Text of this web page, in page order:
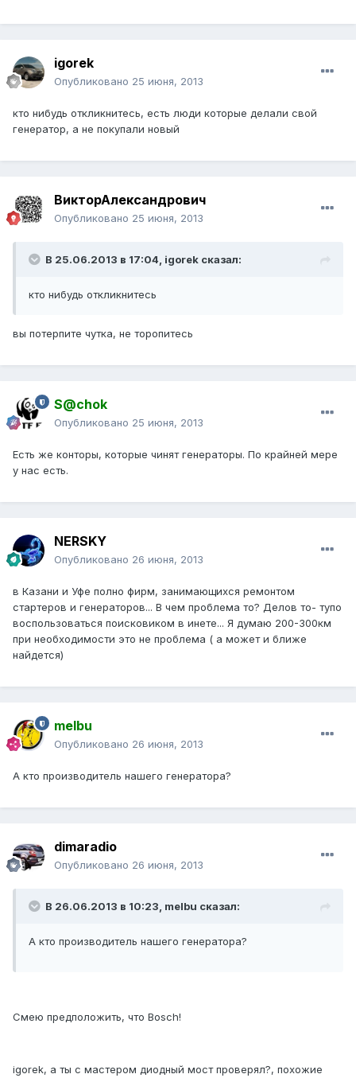
igorek
Опубликовано 25 июня, 2013
кто нибудь откликнитесь, есть люди которые делали свой
генератор, а не покупали новый
ВикторАлександрович
Опубликовано 25 июня, 2013
В 25.06.2013 в 17:04, igorek сказал:
кто нибудь откликнитесь
вы потерпите чутка, не торопитесь
S@chok
Опубликовано 25 июня, 2013
Есть же конторы, которые чинят генераторы. По крайней мере
у нас есть.
NERSKY
Опубликовано 26 июня, 2013
в Казани и Уфе полно фирм, занимающихся ремонтом
стартеров и генераторов... В чем проблема то? Делов то- тупо
воспользоваться поисковиком в инете... Я думаю 200-300км
при необходимости это не проблема ( а может и ближе
найдется)
melbu
Опубликовано 26 июня, 2013
А кто производитель нашего генератора?
dimaradio
Опубликовано 26 июня, 2013
В 26.06.2013 в 10:23, melbu сказал:
А кто производитель нашего генератора?
Смею предположить, что Bosch!
igorek, а ты с мастером диодный мост проверял?, похожие